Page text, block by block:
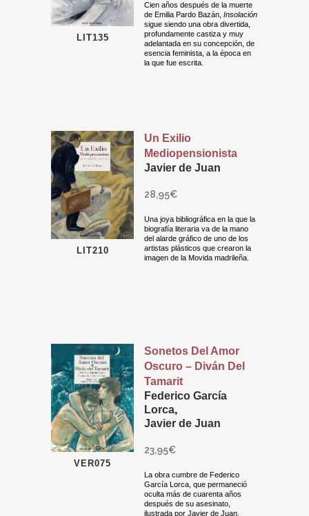
LIT135
Cien años después de la muerte
de Emilia Pardo Bazán, Insolación
sigue siendo una obra divertida,
profundamente castiza y muy
adelantada en su concepción, de
esencia feminista, a la época en
la que fue escrita.
LIT210
Un Exilio
Mediopensionista
Javier de Juan
28,95€
Una joya bibliográfica en la que la
biografía literaria va de la mano
del alarde gráfico de uno de los
artistas plásticos que crearon la
imagen de la Movida madrileña.
VER075
Sonetos Del Amor
Oscuro – Diván Del
Tamarit
Federico García
Lorca,
Javier de Juan
23,95€
La obra cumbre de Federico
García Lorca, que permaneció
oculta más de cuarenta años
después de su asesinato,
ilustrada por Javier de Juan.